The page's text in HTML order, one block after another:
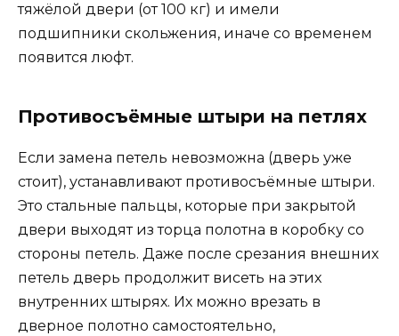
тяжёлой двери (от 100 кг) и имели
подшипники скольжения, иначе со временем
появится люфт.
Противосъёмные штыри на петлях
Если замена петель невозможна (дверь уже
стоит), устанавливают противосъёмные штыри.
Это стальные пальцы, которые при закрытой
двери выходят из торца полотна в коробку со
стороны петель. Даже после срезания внешних
петель дверь продолжит висеть на этих
внутренних штырях. Их можно врезать в
дверное полотно самостоятельно,